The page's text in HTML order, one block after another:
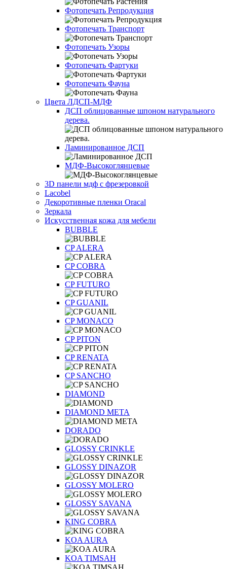
Фотопечать Репродукция
Фотопечать Транспорт
Фотопечать Узоры
Фотопечать Фартуки
Фотопечать Фауна
Цвета ЛДСП-МДФ
ДСП облицованные шпоном натурального
дерева.
Ламинированное ДСП
МДФ-Высокоглянцевые
3D панели мдф с фрезеровкой
Lacobel
Декоротивные пленки Oracal
Зеркала
Искусственная кожа для мебели
BUBBLE
CP ALERA
CP COBRA
CP FUTURO
CP GUANIL
CP MONACO
CP PITON
CP RENATA
CP SANCHO
DIAMOND
DIAMOND META
DORADO
GLOSSY CRINKLE
GLOSSY DINAZOR
GLOSSY MOLERO
GLOSSY SAVANA
KING COBRA
KOA AURA
KOA TIMSAH